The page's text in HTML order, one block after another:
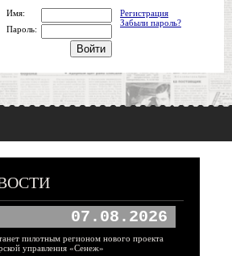
Имя:
Регистрация
Забыли пароль?
Пароль:
07.08.2026
пилотным регионом нового проекта
управления «Сенеж»